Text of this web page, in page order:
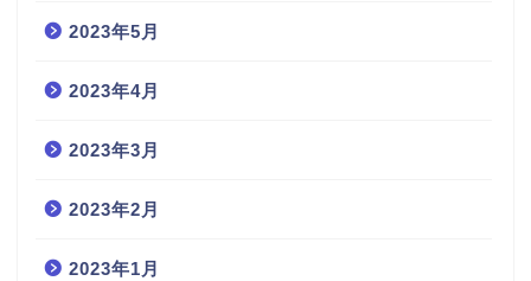
2023年5月
2023年4月
2023年3月
2023年2月
2023年1月